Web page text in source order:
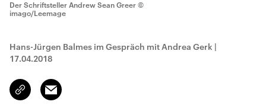
Der Schriftsteller Andrew Sean Greer ©
imago/Leemage
Hans-Jürgen Balmes im Gespräch mit Andrea Gerk |
17.04.2018
Link
kopieren/teilen
Email